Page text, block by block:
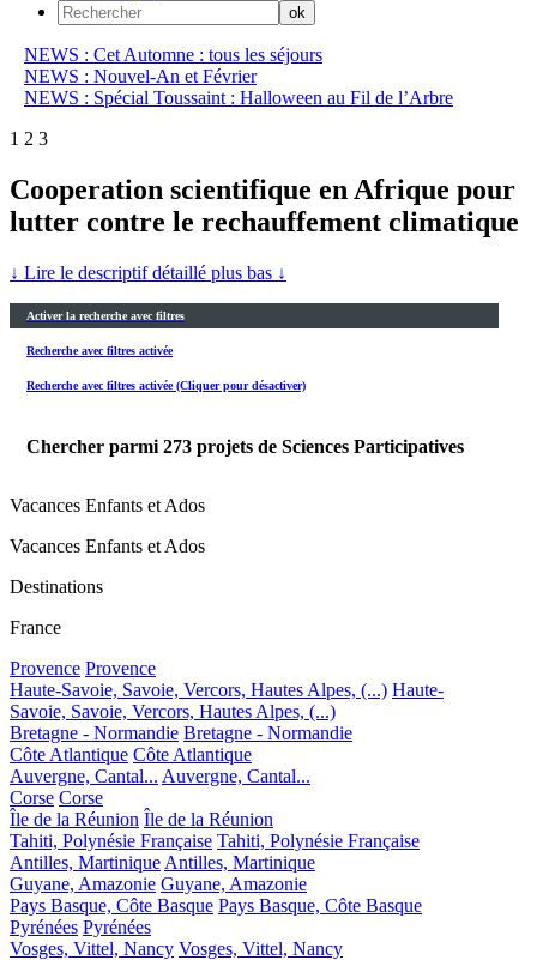
NEWS : Cet Automne : tous les séjours
NEWS : Nouvel-An et Février
NEWS : Spécial Toussaint : Halloween au Fil de l’Arbre
1 2 3
Cooperation scientifique en Afrique pour
lutter contre le rechauffement climatique
↓ Lire le descriptif détaillé plus bas ↓
Activer la recherche avec filtres
Recherche avec filtres activée
Recherche avec filtres activée (Cliquer pour désactiver)
Chercher parmi 273 projets de Sciences Participatives
Vacances Enfants et Ados
Vacances Enfants et Ados
Destinations
France
Provence Provence
Haute-Savoie, Savoie, Vercors, Hautes Alpes, (...) Haute-
Savoie, Savoie, Vercors, Hautes Alpes, (...)
Bretagne - Normandie Bretagne - Normandie
Côte Atlantique Côte Atlantique
Auvergne, Cantal... Auvergne, Cantal...
Corse Corse
Île de la Réunion Île de la Réunion
Tahiti, Polynésie Française Tahiti, Polynésie Française
Antilles, Martinique Antilles, Martinique
Guyane, Amazonie Guyane, Amazonie
Pays Basque, Côte Basque Pays Basque, Côte Basque
Pyrénées Pyrénées
Vosges, Vittel, Nancy Vosges, Vittel, Nancy